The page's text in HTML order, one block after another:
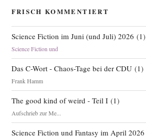
FRISCH KOMMENTIERT
Science Fiction im Juni (und Juli) 2026 (1)
Science Fiction und
Das C-Wort - Chaos-Tage bei der CDU(1)
Frank Hamm
The good kind of weird - Teil I(1)
Aufschrieb zur Me...
Science Fiction und Fantasy im April 2026